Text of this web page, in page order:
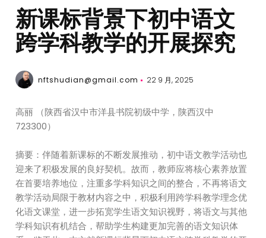
新课标背景下初中语文
跨学科教学的开展探究
nftshudian@gmail.com 22 9 月, 2025
高丽 （陕西省汉中市洋县书院初级中学，陕西汉中
723300）
摘要：伴随着新课标的不断发展推动，初中语文教学活动也
迎来了积极发展的良好契机。故而，教师应将核心素养放置
在首要培养地位，注重多学科知识之间的整合，不再将语文
教学活动局限于教材内容之中，积极利用跨学科教学理念优
化语文课堂，进一步拓宽学生语文知识视野，将语文与其他
学科知识有机结合，帮助学生构建更加完善的语文知识体